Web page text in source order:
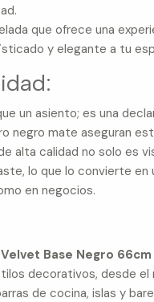
que ofrece una
y elegante a tu
un asiento; es una
negro mate aseguran
alta calidad no solo es
lo que lo convierte en
en negocios.
Base Negro 66cm
decorativos, desde el
de cocina, islas y